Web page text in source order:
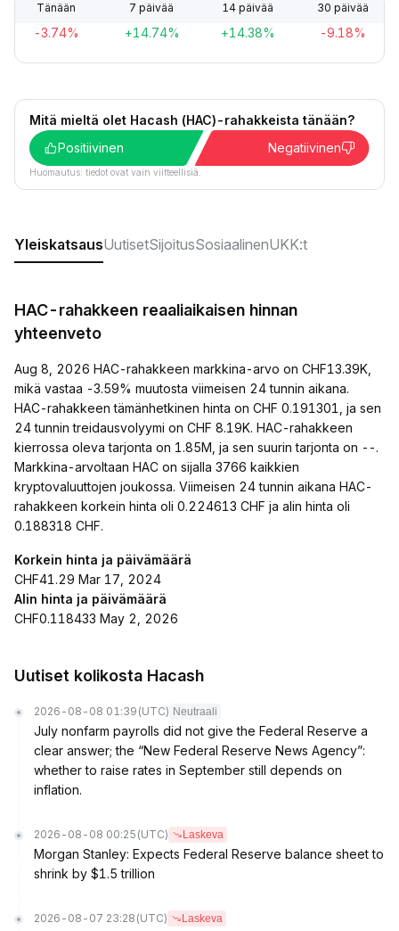
Tänään 7 päivää 14 päivää 30 päivää
-3.74% +14.74% +14.38% -9.18%
Mitä mieltä olet Hacash (HAC)-rahakkeista tänään?
Positiivinen
Negatiivinen
Huomautus: tiedot ovat vain viitteellisiä.
YleiskatsausUutisetSijoitusSosiaalinenUKK:t
HAC-rahakkeen reaaliaikaisen hinnan
yhteenveto
Aug 8, 2026 HAC-rahakkeen markkina-arvo on CHF13.39K,
mikä vastaa -3.59% muutosta viimeisen 24 tunnin aikana.
HAC-rahakkeen tämänhetkinen hinta on CHF 0.191301, ja sen
24 tunnin treidausvolyymi on CHF 8.19K. HAC-rahakkeen
kierrossa oleva tarjonta on 1.85M, ja sen suurin tarjonta on --.
Markkina-arvoltaan HAC on sijalla 3766 kaikkien
kryptovaluuttojen joukossa. Viimeisen 24 tunnin aikana HAC-
rahakkeen korkein hinta oli 0.224613 CHF ja alin hinta oli
0.188318 CHF.
Korkein hinta ja päivämäärä
CHF41.29 Mar 17, 2024
Alin hinta ja päivämäärä
CHF0.118433 May 2, 2026
Uutiset kolikosta Hacash
2026-08-08 01:39 (UTC) Neutraali
July nonfarm payrolls did not give the Federal Reserve a
clear answer; the “New Federal Reserve News Agency”:
whether to raise rates in September still depends on
inflation.
2026-08-08 00:25 (UTC) Laskeva
Morgan Stanley: Expects Federal Reserve balance sheet to
shrink by $1.5 trillion
2026-08-07 23:28 (UTC) Laskeva